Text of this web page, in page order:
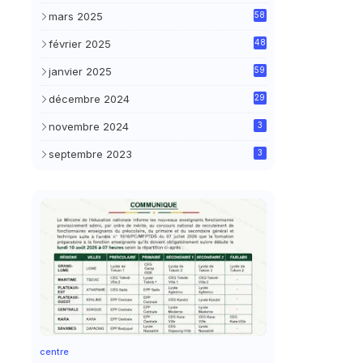
mars 2025 58
février 2025 48
janvier 2025 59
décembre 2024 29
novembre 2024 3
septembre 2023 3
centre